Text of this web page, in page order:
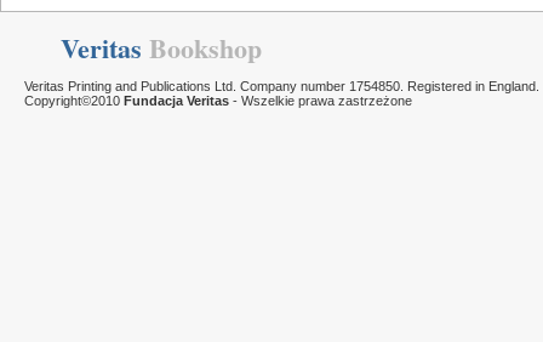
Veritas Bookshop
Veritas Printing and Publications Ltd. Company number 1754850. Registered in England.
Copyright©2010 Fundacja Veritas - Wszelkie prawa zastrzeżone